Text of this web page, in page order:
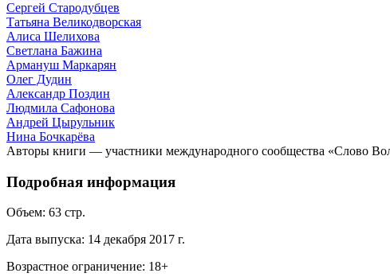
Сергей Стародубцев
Татьяна Великодворская
Алиса Шелихова
Светлана Бажина
Армануш Маркарян
Олег Дудин
Александр Поздин
Людмила Сафонова
Андрей Цырульник
Нина Бочкарёва
Авторы книги — участники международного сообщества «Слово
Подробная информация
Объем: 63 стр.
Дата выпуска: 14 декабря 2017 г.
Возрастное ограничение: 18+